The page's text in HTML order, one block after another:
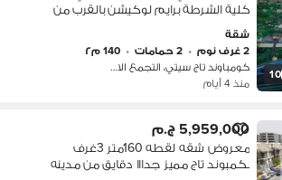
10
كلية الشرطة برايم لوكيشن بالقرب من
مدينة نصر ومصر الجديده
شقة
2 غرف نوم
• 2 حمامات • 140 م٢
كومباوند تاج سيتي، التجمع الاول
منذ 4 أيام
5,959,000 ج.م
معروض شقه لقطه 160متر 3غرف
بكمبوند تاج مميز جدااا دقايق من مدينه